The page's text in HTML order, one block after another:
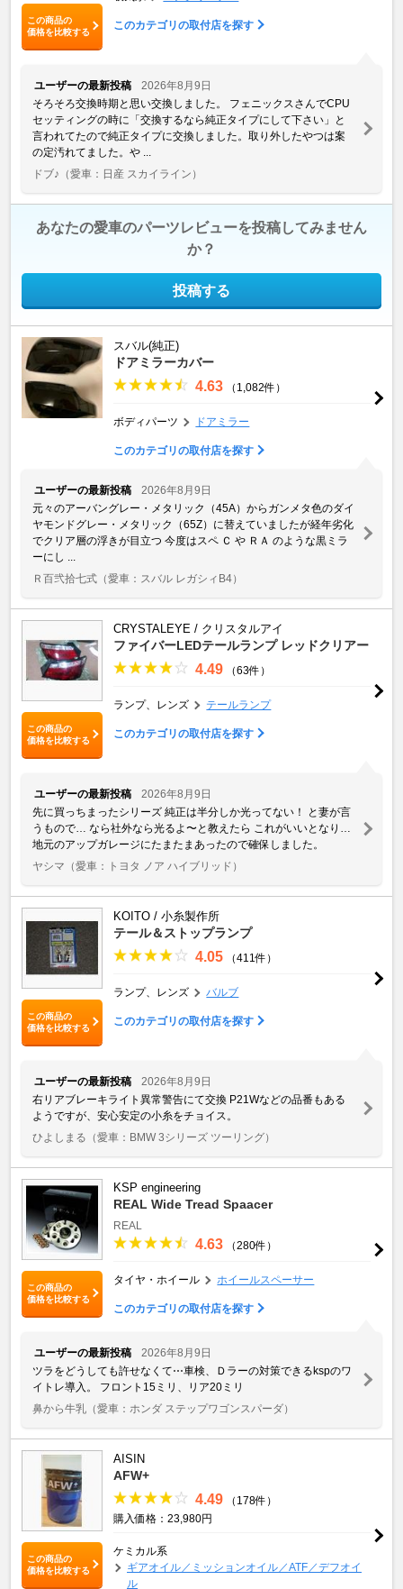
この商品の
価格を比較する
このカテゴリの取付店を探す
ユーザーの最新投稿
2026年8月9日
そろそろ交換時期と思い交換しました。 フェニックスさんでCPU
セッティングの時に「交換するなら純正タイプにして下さい」と
言われてたので純正タイプに交換しました。取り外したやつは案
の定汚れてました。や ...
ドブ♪ （愛車：日産 スカイライン）
あなたの愛車のパーツレビューを投稿してみません
か？
投稿する
スバル(純正)
ドアミラーカバー
4.63 （1,082件）
ボディパーツ ドアミラー
このカテゴリの取付店を探す
ユーザーの最新投稿
2026年8月9日
元々のアーバングレー・メタリック（45A）からガンメタ色のダイ
ヤモンドグレー・メタリック（65Z）に替えていましたが経年劣化
でクリア層の浮きが目立つ 今度はスペ Ｃ や ＲＡ のような黒ミラ
ーにし ...
Ｒ百弐拾七式 （愛車：スバル レガシィB4）
この商品の
価格を比較する
CRYSTALEYE / クリスタルアイ
ファイバーLEDテールランプ レッドクリアー
4.49 （63件）
ランプ、レンズ テールランプ
このカテゴリの取付店を探す
ユーザーの最新投稿
2026年8月9日
先に買っちまったシリーズ 純正は半分しか光ってない！ と妻が言
うもので… なら社外なら光るよ〜と教えたら これがいいとなり…
地元のアップガレージにたまたまあったので確保しました。
ヤシマ （愛車：トヨタ ノア ハイブリッド）
この商品の
価格を比較する
KOITO / 小糸製作所
テール＆ストップランプ
4.05 （411件）
ランプ、レンズ バルブ
このカテゴリの取付店を探す
ユーザーの最新投稿
2026年8月9日
右リアブレーキライト異常警告にて交換 P21Wなどの品番もある
ようですが、安心安定の小糸をチョイス。
ひよしまる （愛車：BMW 3シリーズ ツーリング）
この商品の
価格を比較する
KSP engineering
REAL Wide Tread Spaacer
REAL
4.63 （280件）
タイヤ・ホイール ホイールスペーサー
このカテゴリの取付店を探す
ユーザーの最新投稿
2026年8月9日
ツラをどうしても許せなくて⋯車検、Ｄラーの対策できるkspのワ
イトレ導入。 フロント15ミリ、リア20ミリ
鼻から牛乳 （愛車：ホンダ ステップワゴンスパーダ）
この商品の
価格を比較する
AISIN
AFW+
4.49
（178件）
購入価格：23,980円
ケミカル系
ギアオイル／ミッションオイル／ATF／デフオイ
ル